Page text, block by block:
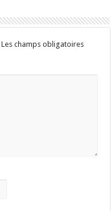
Les champs obligatoires